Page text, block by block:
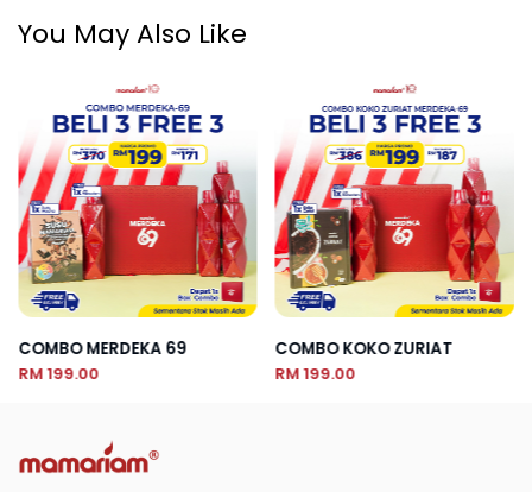
You May Also Like
COMBO MERDEKA 69
RM 199.00
COMBO KOKO ZURIAT
RM 199.00